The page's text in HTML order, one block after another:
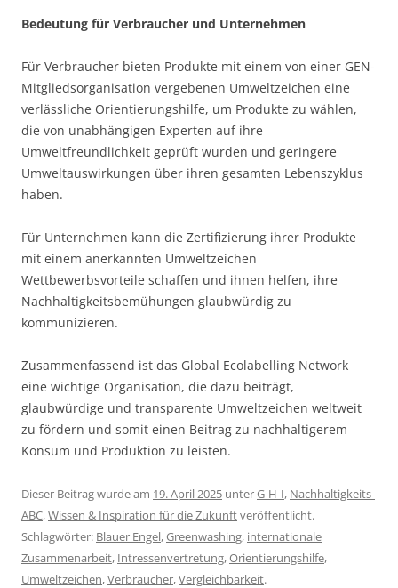
Bedeutung für Verbraucher und Unternehmen
Für Verbraucher bieten Produkte mit einem von einer GEN-
Mitgliedsorganisation vergebenen Umweltzeichen eine
verlässliche Orientierungshilfe, um Produkte zu wählen,
die von unabhängigen Experten auf ihre
Umweltfreundlichkeit geprüft wurden und geringere
Umweltauswirkungen über ihren gesamten Lebenszyklus
haben.
Für Unternehmen kann die Zertifizierung ihrer Produkte
mit einem anerkannten Umweltzeichen
Wettbewerbsvorteile schaffen und ihnen helfen, ihre
Nachhaltigkeitsbemühungen glaubwürdig zu
kommunizieren.
Zusammenfassend ist das Global Ecolabelling Network
eine wichtige Organisation, die dazu beiträgt,
glaubwürdige und transparente Umweltzeichen weltweit
zu fördern und somit einen Beitrag zu nachhaltigerem
Konsum und Produktion zu leisten.
Dieser Beitrag wurde am 19. April 2025 unterG-H-I, Nachhaltigkeits-
ABC,Wissen & Inspiration für die Zukunftveröffentlicht.
Schlagwörter: Blauer Engel,Greenwashing, internationale
Zusammenarbeit, Intressenvertretung,Orientierungshilfe,
Umweltzeichen,Verbraucher,Vergleichbarkeit.